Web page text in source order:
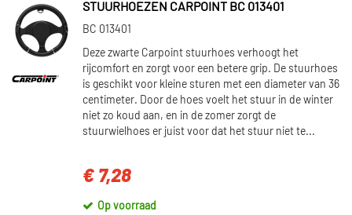
STUURHOEZEN CARPOINT BC 013401
BC 013401
Deze zwarte Carpoint stuurhoes verhoogt het
rijcomfort en zorgt voor een betere grip. De stuurhoes
is geschikt voor kleine sturen met een diameter van 36
centimeter. Door de hoes voelt het stuur in de winter
niet zo koud aan, en in de zomer zorgt de
stuurwielhoes er juist voor dat het stuur niet te...
€ 7,28
Op voorraad